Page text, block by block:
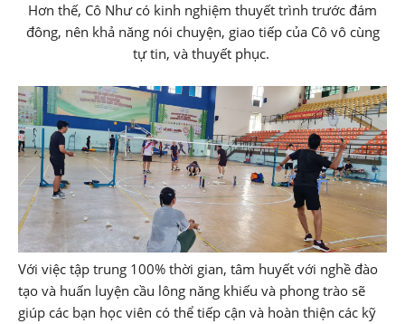
Hơn thế, Cô Như có kinh nghiệm thuyết trình trước đám
đông, nên khả năng nói chuyện, giao tiếp của Cô vô cùng
tự tin, và thuyết phục.
Với việc tập trung 100% thời gian, tâm huyết với nghề đào
tạo và huấn luyện cầu lông năng khiếu và phong trào sẽ
giúp các bạn học viên có thể tiếp cận và hoàn thiện các kỹ